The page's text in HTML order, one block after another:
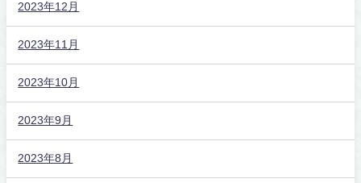
2023年12月
2023年11月
2023年10月
2023年9月
2023年8月